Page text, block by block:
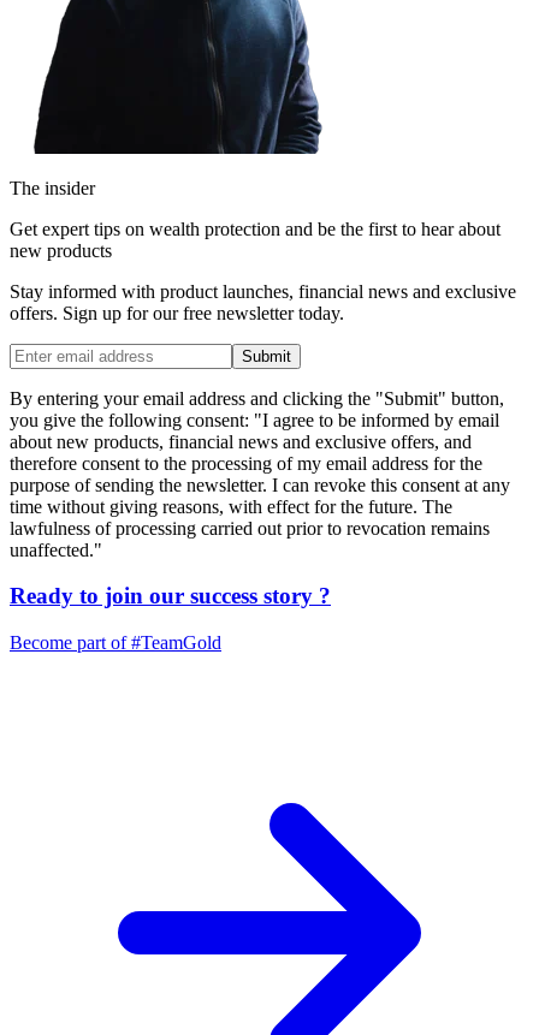
The insider
Get expert tips on wealth protection and be the first to hear about
new products
Stay informed with product launches, financial news and exclusive
offers. Sign up for our free newsletter today.
Submit
By entering your email address and clicking the "Submit" button,
you give the following consent: "I agree to be informed by email
about new products, financial news and exclusive offers, and
therefore consent to the processing of my email address for the
purpose of sending the newsletter. I can revoke this consent at any
time without giving reasons, with effect for the future. The
lawfulness of processing carried out prior to revocation remains
unaffected."
Ready to join our success story ?
Become part of#TeamGold